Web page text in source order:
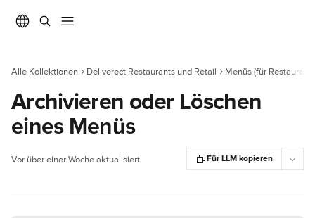
Alle Kollektionen Deliverect Restaurants und Retail Menüs (für
Archivieren oder Löschen
eines Menüs
Vor über einer Woche aktualisiert Für LLM kopieren